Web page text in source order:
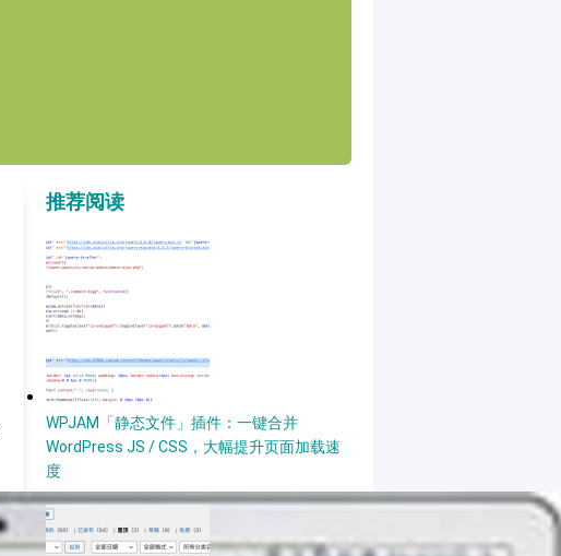
推荐阅读
WPJAM「静态文件」插件：一键合并
WordPress JS / CSS，大幅提升页面加载速
度